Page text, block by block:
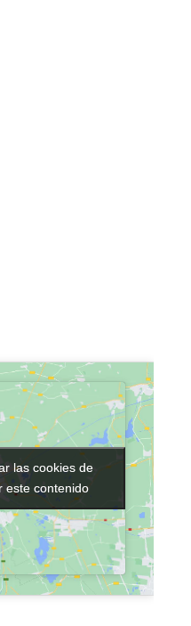
las cookies de
este contenido
las cookies de
este contenido